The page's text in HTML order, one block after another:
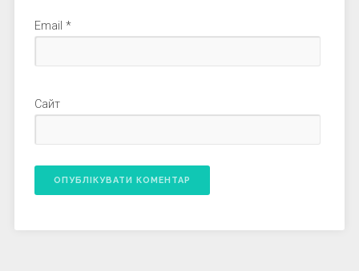
Email *
Сайт